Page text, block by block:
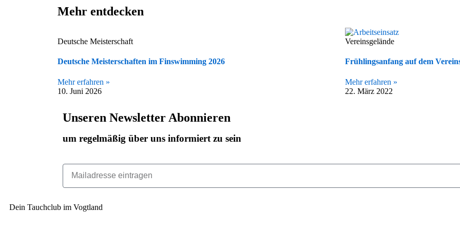
Mehr entdecken
Deutsche Meisterschaft
Deutsche Meisterschaften im Finswimming 2026
Mehr erfahren »
10. Juni 2026
Vereinsgelände
Frühlingsanfang auf dem
Mehr erfahren »
22. März 2022
Unseren Newsletter Abonnieren
um regelmäßig über uns informiert zu sein
Dein Tauchclub im Vogtland